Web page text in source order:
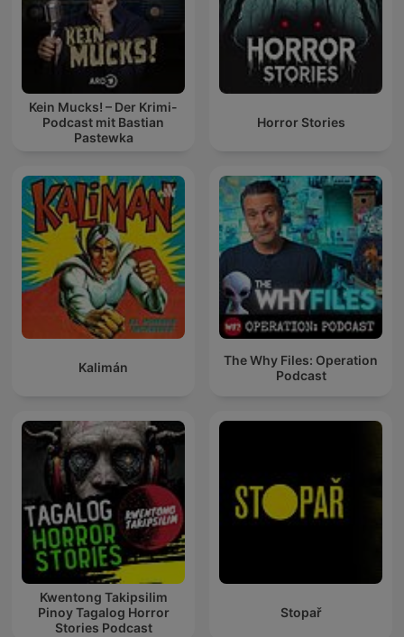
Kein Mucks! – Der Krimi-
Podcast mit Bastian
Pastewka
Horror Stories
Kalimán
The Why Files: Operation
Podcast
Kwentong Takipsilim
Pinoy Tagalog Horror
Stories Podcast
Stopař